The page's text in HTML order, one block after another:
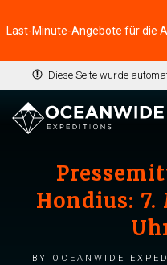
Diese Seite wurde
Hondius: 7.
by Oceanwide